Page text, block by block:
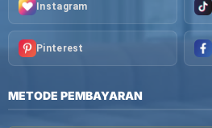
Instagram
Pinterest
METODE PEMBAYARAN